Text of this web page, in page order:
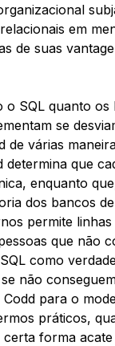
em
de suas
o SQL quanto os
se
de várias
determina que
enquanto
dos bancos
permite linhas
que não
como
não
para o
práticos,
certa forma